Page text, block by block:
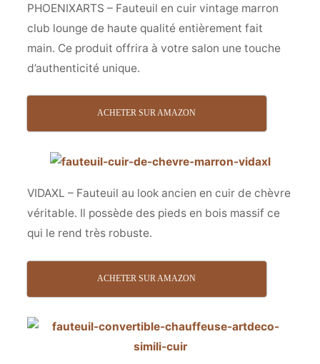
PHOENIXARTS – Fauteuil en cuir vintage marron
club lounge de haute qualité entièrement fait
main. Ce produit offrira à votre salon une touche
d’authenticité unique.
ACHETER SUR AMAZON
VIDAXL – Fauteuil au look ancien en cuir de chèvre
véritable. Il possède des pieds en bois massif ce
qui le rend très robuste.
ACHETER SUR AMAZON